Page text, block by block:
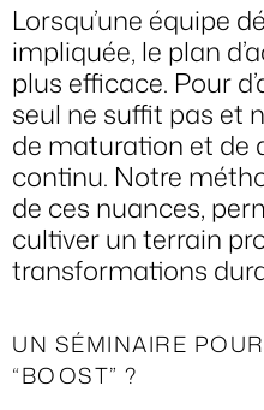
Lorsqu’une équipe
impliquée, le plan
plus efficace. Pour
seul ne suffit pas et
de maturation et de
continu. Notre
de ces nuances,
cultiver un terrain
transformations
UN SÉMINAIRE
“BOOST” ?